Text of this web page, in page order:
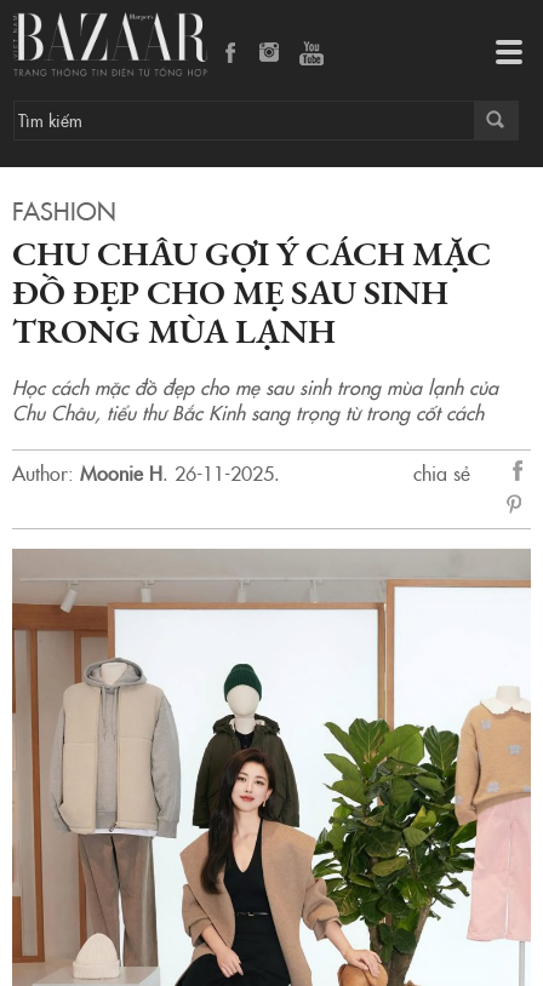
FASHION
CHU CHÂU GỢI Ý CÁCH MẶC
ĐỒ ĐẸP CHO MẸ SAU SINH
TRONG MÙA LẠNH
Học cách mặc đồ đẹp cho mẹ sau sinh trong mùa lạnh của
Chu Châu, tiểu thư Bắc Kinh sang trọng từ trong cốt cách
Author: Moonie H. 26-11-2025.
chia sẻ
sẻ